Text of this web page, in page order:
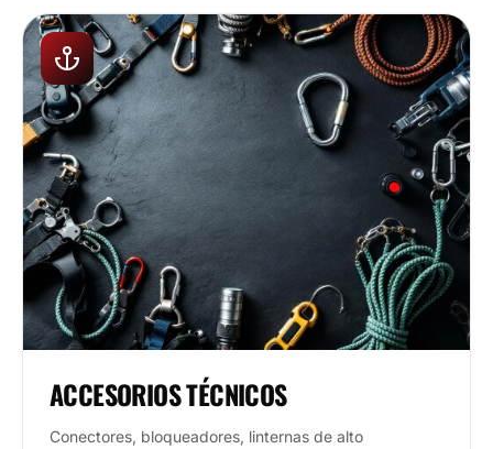
ACCESORIOS TÉCNICOS
Conectores, bloqueadores, linternas de alto